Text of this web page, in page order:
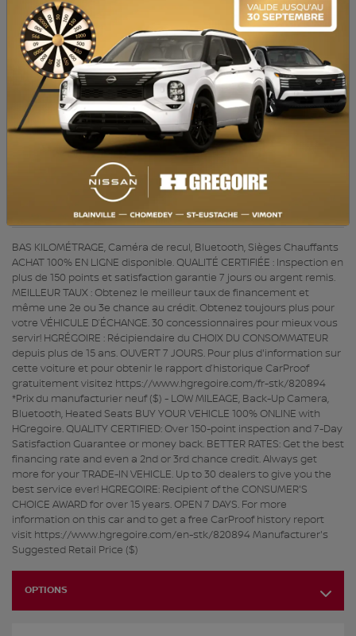
MOTEUR (L) :
CARBURANT : Essence
COULEUR EXTÉRIEUR : Gris (KAD)
PORTES : 5
COULEUR INTÉRIEUR: Noir
PASSAGERS :
NUMÉRO DE STOCK : 820894
BAS KILOMÉTRAGE, Caméra de recul, Bluetooth, Sièges Chauffants
ACHAT 100% EN LIGNE disponible. QUALITÉ CERTIFIÉE : Inspection en
plus de 150 points et satisfaction garantie 7 jours ou argent remis.
MEILLEUR TAUX : Obtenez le meilleur taux de financement et
même une 2e ou 3e chance au crédit. Obtenez toujours plus pour
votre VÉHICULE D’ÉCHANGE. 30 concessionnaires pour mieux vous
servir! HGRÉGOIRE : Récipiendaire du CHOIX DU CONSOMMATEUR
depuis plus de 15 ans. OUVERT 7 JOURS. Pour plus d'information sur
cette voiture et pour obtenir le rapport d’historique CarProof
gratuitement visitez https://www.hgregoire.com/fr-stk/820894
*Prix du manufacturier neuf ($) - LOW MILEAGE, Back-Up Camera,
Bluetooth, Heated Seats BUY YOUR VEHICLE 100% ONLINE with
HGregoire. QUALITY CERTIFIED: Over 150-point inspection and 7-Day
Satisfaction Guarantee or money back. BETTER RATES: Get the best
financing rate and even a 2nd or 3rd chance credit. Always get
more for your TRADE-IN VEHICLE. Up to 30 dealers to give you the
best service ever! HGREGOIRE: Recipient of the CONSUMER'S
CHOICE AWARD for over 15 years. OPEN 7 DAYS. For more
information on this car and to get a free CarProof history report
visit https://www.hgregoire.com/en-stk/820894 Manufacturer's
Suggested Retail Price ($)
OPTIONS